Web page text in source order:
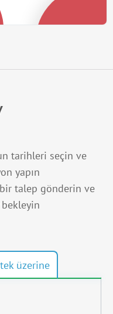
tarihleri seçin ve
yapın
talep gönderin ve